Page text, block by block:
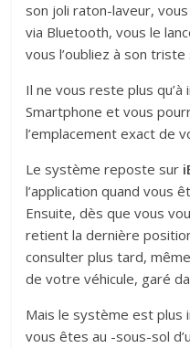
son joli raton-laveur,
via Bluetooth, vous le
vous l’oubliez à son triste
Il ne vous reste plus qu’à
Smartphone et vous
l’emplacement exact de
Le système reposte sur
l’application quand vous
Ensuite, dès que vous
retient la dernière
consulter plus tard,
de votre véhicule, garé
Mais le système est plus
vous êtes au -sous-sol